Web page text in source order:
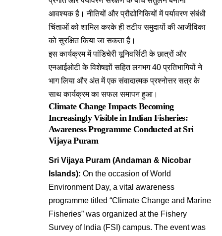
आवश्यक है । नीतियों और प्रौद्योगिकियों में पर्यावरण संबंधी
चिंताओं को शामिल करके ही तटीय समुदायों की आजीविका
को सुरक्षित किया जा सकता है ।
इस कार्यक्रम में पांडिचेरी यूनिवर्सिटी के छात्रों और
एनआईओटी के विशेषज्ञों सहित लगभग 40 प्रतिभागियों ने
भाग लिया और अंत में एक संवादात्मक प्रश्नोत्तर सत्र के
साथ कार्यक्रम का सफल समापन हुआ।
Climate Change Impacts Becoming
Increasingly Visible in Indian Fisheries:
Awareness Programme Conducted at Sri
Vijaya Puram
Sri Vijaya Puram (Andaman & Nicobar
Islands): On the occasion of World
Environment Day, a vital awareness
programme titled “Climate Change and Marine
Fisheries” was organized at the Fishery
Survey of India (FSI) campus. The event was